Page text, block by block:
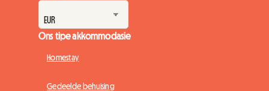
Ons tipe akkommodasie
Homestay
Gedeelde behuising